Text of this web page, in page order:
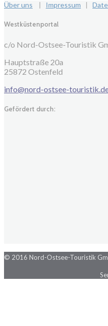
Über uns | Impressum |
Westküstenportal
c/o Nord-Ostsee-Touristik
Hauptstraße 20a
25872 Ostenfeld
info@nord-ostsee-
Gefördert durch:
© 2016 Nord-Ostsee-Touristik